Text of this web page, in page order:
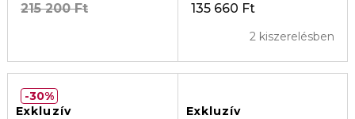
215 200 Ft
135 660 Ft
2 kiszerelésben
Exkluzív
30%
Exkluzív